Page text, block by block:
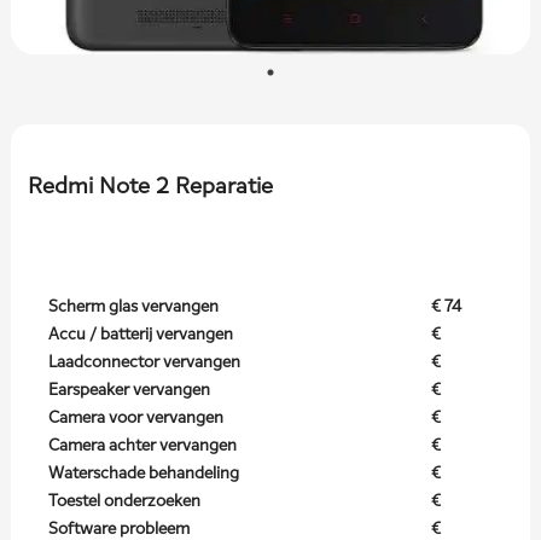
Redmi Note 2 Reparatie
Scherm glas vervangen
€ 74
Accu / batterij vervangen
€
Laadconnector vervangen
€
Earspeaker vervangen
€
Camera voor vervangen
€
Camera achter vervangen
€
Waterschade behandeling
€
Toestel onderzoeken
€
Software probleem
€